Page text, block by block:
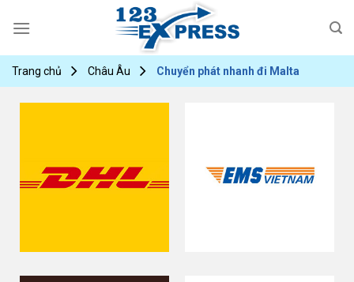
Trang chủ Châu Âu Chuyển phát nhanh đi Malta